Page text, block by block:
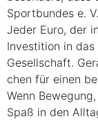
Sport­bun­des e.
Jeder Euro, der
Inves­ti­ti­on in
Gesell­schaft.
chen für einen
Wenn
Spaß in den